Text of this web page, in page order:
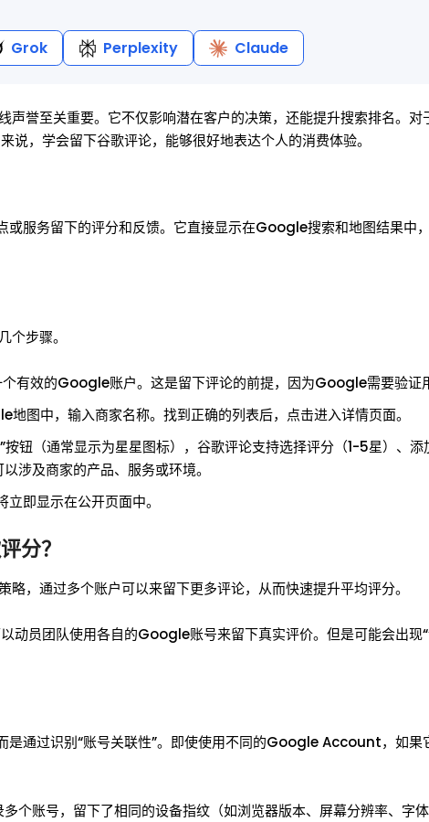
Grok Perplexity Claude
誉至关重要。它不仅影响潜在客户的决策，还能提升搜索排名。对
说，学会留下谷歌评论，能够很好地表达个人的消费体验。
服务留下的评分和反馈。它直接显示在Google搜索和地图结果中
步骤。
有效的Google账户。这是留下评论的前提，因为Google需要验证
图中，输入商家名称。找到正确的列表后，点击进入详情页面。
钮（通常显示为星星图标），谷歌评论支持选择评分（1-5星）、添
涉及商家的产品、服务或环境。
即显示在公开页面中。
分？
，通过多个账户可以来留下更多评论，从而快速提升平均评分。
动员团队使用各自的Google账号来留下真实评价。但是可能会出现
是通过识别“账号关联性”。即使使用不同的Google Account，如果
个账号，留下了相同的设备指纹（如浏览器版本、屏幕分辨率、字体